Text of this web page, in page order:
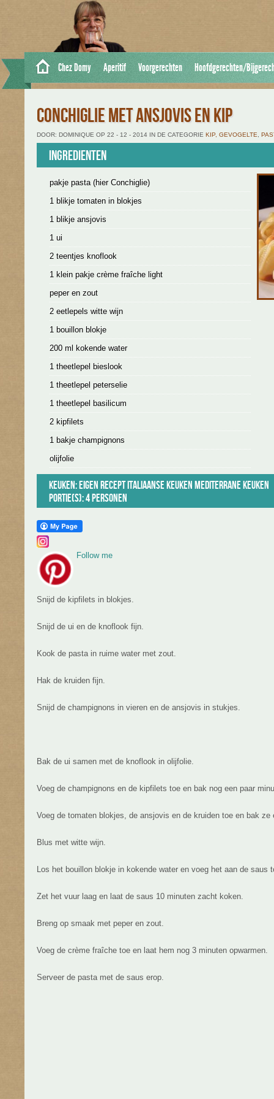
Chez Domy Aperitif Voorgerechten Hoofdgerechten/
CONCHIGLIE MET ANSJOVIS EN KIP
DOOR: DOMINIQUE OP 22 - 12 - 2014 IN DE CATEGORIE KIP, GEVOGELTE
Ingredienten
pakje pasta (hier Conchiglie)
1 blikje tomaten in blokjes
1 blikje ansjovis
1 ui
2 teentjes knoflook
1 klein pakje crème fraîche light
peper en zout
2 eetlepels witte wijn
1 bouillon blokje
200 ml kokende water
1 theetlepel bieslook
1 theetlepel peterselie
1 theetlepel basilicum
2 kipfilets
1 bakje champignons
olijfolie
Keuken: Eigen recept Italiaanse keuken Mediterrane keuken
Portie(s): 4 personen
Follow me
Snijd de kipfilets in blokjes.
Snijd de ui en de knoflook fijn.
Kook de pasta in ruime water met zout.
Hak de kruiden fijn.
Snijd de champignons in vieren en de ansjovis in stukjes.
Bak de ui samen met de knoflook in olijfolie.
Voeg de champignons en de kipfilets toe en bak nog een paar
Voeg de tomaten blokjes, de ansjovis en de kruiden toe en bak ze
Blus met witte wijn.
Los het bouillon blokje in kokende water en voeg het aan de saus
Zet het vuur laag en laat de saus 10 minuten zacht koken.
Breng op smaak met peper en zout.
Voeg de crème fraîche toe en laat hem nog 3 minuten opwarmen.
Serveer de pasta met de saus erop.